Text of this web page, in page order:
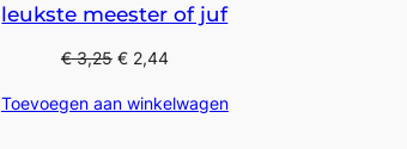
leukste meester of juf
€3,25 €2,44
Toevoegen aan winkelwagen